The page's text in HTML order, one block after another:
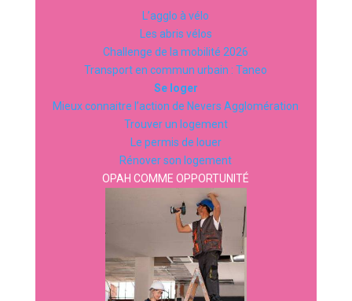
L’agglo à vélo
Les abris vélos
Challenge de la mobilité 2026
Transport en commun urbain : Taneo
Se loger
Mieux connaitre l’action de Nevers Agglomération
Trouver un logement
Le permis de louer
Rénover son logement
OPAH COMME OPPORTUNITÉ